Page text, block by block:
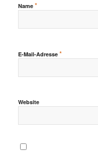
Name *
E-Mail-Adresse *
Website